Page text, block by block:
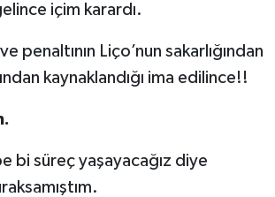
içim karardı.
ve penaltının Liço’nun sakarlığından
kaynaklandığı ima edilince!!
bi süreç yaşayacağız diye